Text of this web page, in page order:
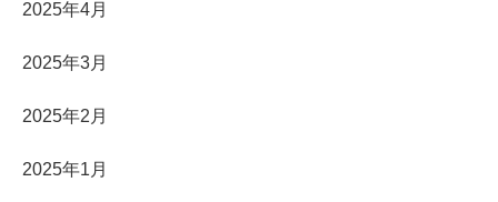
2025年4月
2025年3月
2025年2月
2025年1月